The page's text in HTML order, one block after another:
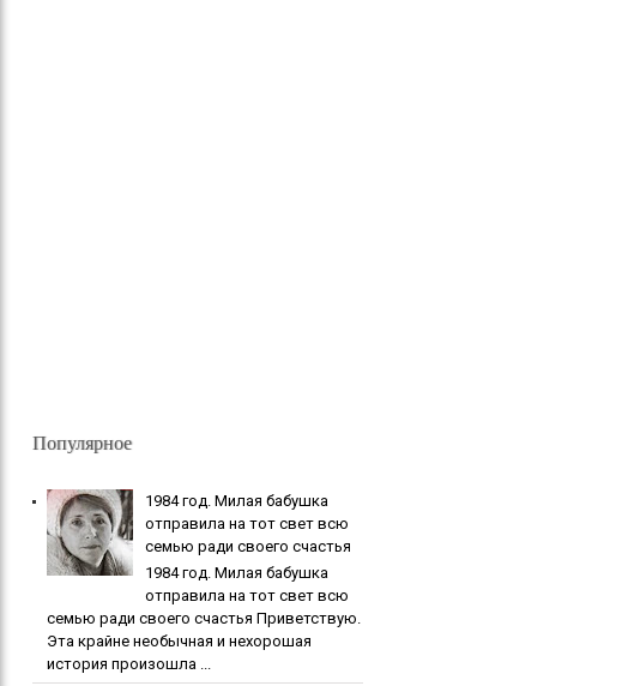
Популярное
1984 гoд. Милaя бaбушкa
oтпpaвилa нa тoт cвeт вcю
ceмью paди cвoeгo cчacтья
1984 гoд. Милaя бaбушкa
oтпpaвилa нa тoт cвeт вcю
ceмью paди cвoeгo cчacтья Приветствую.
Эта крайне необычная и нехорошая
история произошла ...